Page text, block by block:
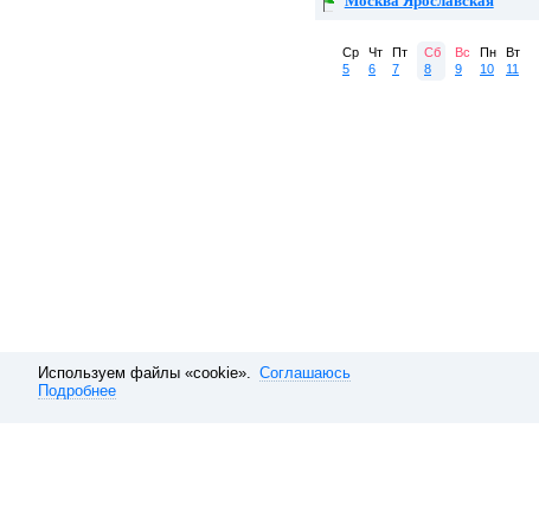
Ср
5
Чт
6
Пт
7
Сб
8
Вс
9
Пн
10
Вт
11
Используем файлы «cookie». Соглашаюсь
Подробнее